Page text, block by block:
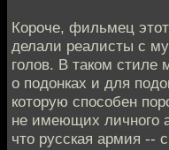
Короче, фильмец
делали реалисты с
голов. В таком
о подонках и для
которую способен
не имеющих личного
что русская армия --